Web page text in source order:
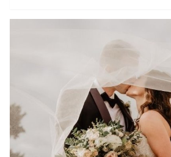
zodiaku i to, co zostało
ma ogromny wpływ na nasze
że miesiąc urodzenia potrafi
będziemy pociągać płeć